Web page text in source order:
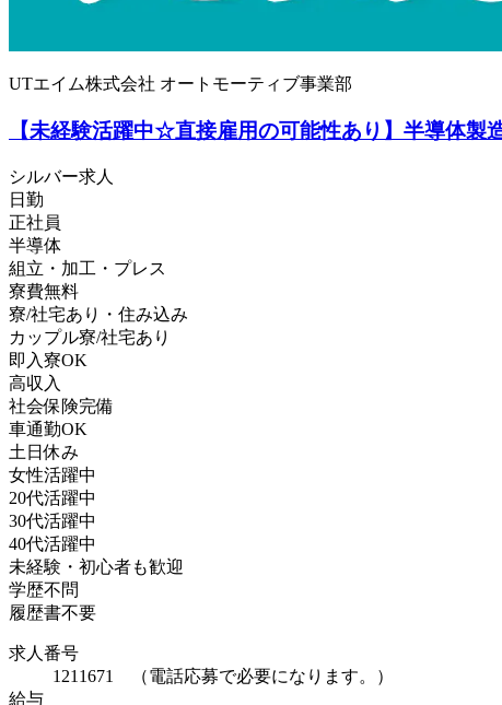
UTエイム株式会社 オートモーティブ事業部
【未経験活躍中☆直接雇用の可能性あり】半導体
シルバー求人
日勤
正社員
半導体
組立・加工・プレス
寮費無料
寮/社宅あり・住み込み
カップル寮/社宅あり
即入寮OK
高収入
社会保険完備
車通勤OK
土日休み
女性活躍中
20代活躍中
30代活躍中
40代活躍中
未経験・初心者も歓迎
学歴不問
履歴書不要
求人番号
1211671 （電話応募で必要になります。）
給与